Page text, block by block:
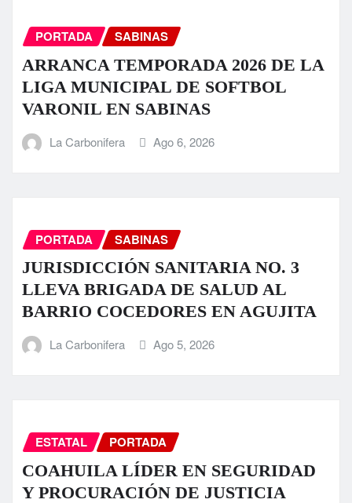
PORTADA SABINAS
ARRANCA TEMPORADA 2026 DE LA
LIGA MUNICIPAL DE SOFTBOL
VARONIL EN SABINAS
La Carbonifera Ago 6, 2026
PORTADA SABINAS
JURISDICCIÓN SANITARIA NO. 3
LLEVA BRIGADA DE SALUD AL
BARRIO COCEDORES EN AGUJITA
La Carbonifera Ago 5, 2026
ESTATAL PORTADA
COAHUILA LÍDER EN SEGURIDAD
Y PROCURACIÓN DE JUSTICIA